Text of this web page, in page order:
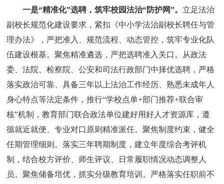
一是“精准化”选聘，筑牢校园法治“防护网”。 立足法治
副校长规范化建设要求，紧扣《中小学法治副校长聘任与管
理办法》，严把准入、规范流程、动态管控，筑牢专业化队
伍建设根基。聚焦精准遴选，严把选聘准入关口。从政法
委、法院、检察院、公安和司法行政部门中择优选聘，严格
落实政治可靠、具备三年以上法治工作经历、熟悉未成年人
身心特点等法定条件，推行“学校点单+部门推荐+联合审
核”机制，教育部门联合政法单位建好用好人才资源库，遵
循就近就便、专业对口原则精准派任。聚焦制度约束，健全
任期管理细则。落实三年聘期制度，建立年度综合考评机
制，结合校方评价、师生评议、日常履职情况动态调整人
员。聚焦储备培优，抓实分级教育培训。严格落实任职前不